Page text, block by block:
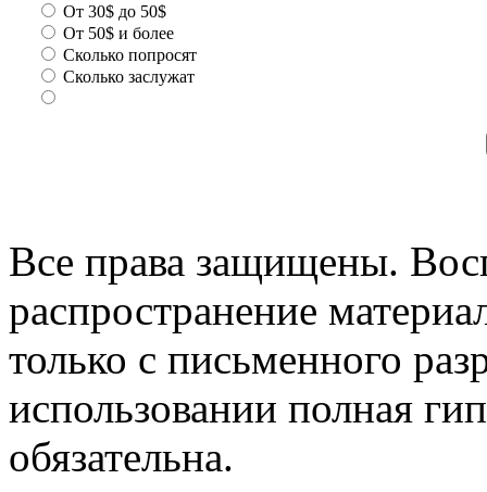
От 30$ до 50$
От 50$ и более
Сколько попросят
Сколько заслужат
Все права защищены.
распространение
только с письменного
использовании полная
обязательна.